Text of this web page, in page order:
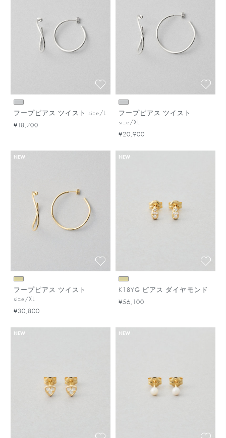
フープピアス ツイスト size/L
¥18,700
フープピアス ツイスト
size/XL
¥20,900
NEW
フープピアス ツイスト
size/XL
¥30,800
NEW
K18YG ピアス ダイヤモンド
¥56,100
NEW NEW